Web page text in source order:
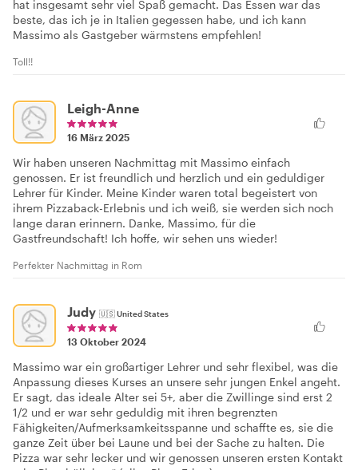
hat insgesamt sehr viel Spaß gemacht. Das Essen war das
beste, das ich je in Italien gegessen habe, und ich kann
Massimo als Gastgeber wärmstens empfehlen!
Toll!!
Leigh-Anne
16 März 2025
Wir haben unseren Nachmittag mit Massimo einfach
genossen. Er ist freundlich und herzlich und ein geduldiger
Lehrer für Kinder. Meine Kinder waren total begeistert von
ihrem Pizzaback-Erlebnis und ich weiß, sie werden sich noch
lange daran erinnern. Danke, Massimo, für die
Gastfreundschaft! Ich hoffe, wir sehen uns wieder!
Perfekter Nachmittag in Rom
Judy 🇺🇸United States
13 Oktober 2024
Massimo war ein großartiger Lehrer und sehr flexibel, was die
Anpassung dieses Kurses an unsere sehr jungen Enkel angeht.
Er sagt, das ideale Alter sei 5+, aber die Zwillinge sind erst 2
1/2 und er war sehr geduldig mit ihren begrenzten
Fähigkeiten/Aufmerksamkeitsspanne und schaffte es, sie die
ganze Zeit über bei Laune und bei der Sache zu halten. Die
Pizza war sehr lecker und wir genossen unseren ersten Kontakt